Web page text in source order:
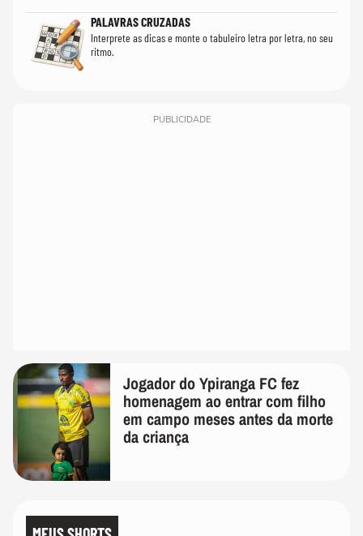
PALAVRAS CRUZADAS
Interprete as dicas e monte o tabuleiro letra por letra, no seu
ritmo.
PUBLICIDADE
Jogador do Ypiranga FC fez
homenagem ao entrar com filho
em campo meses antes da morte
da criança